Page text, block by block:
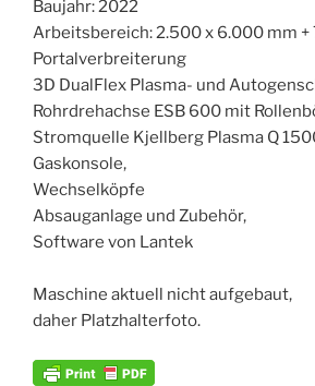
Baujahr: 2022
Arbeitsbereich: 2.500 x 6.000 mm +
Portalverbreiterung
3D DualFlex Plasma- und
Rohrdrehachse ESB 600 mit
Stromquelle Kjellberg Plasma Q
Gaskonsole,
Wechselköpfe
Absauganlage und Zubehör,
Software von Lantek
Maschine aktuell nicht aufgebaut,
daher Platzhalterfoto.